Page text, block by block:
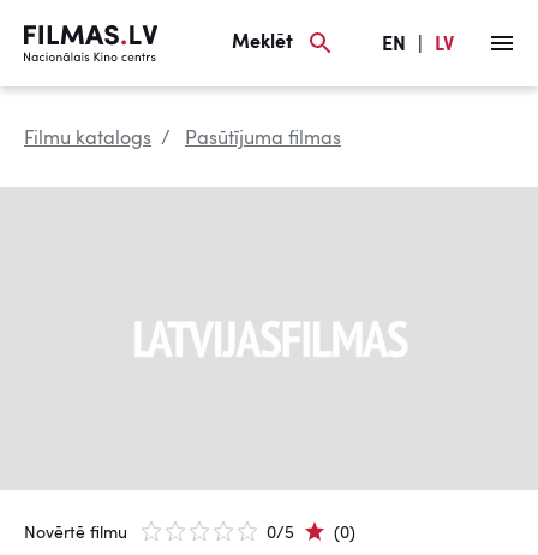
Meklēt EN LV
Filmu katalogs Pasūtījuma filmas
Novērtē filmu 0/5 (0)